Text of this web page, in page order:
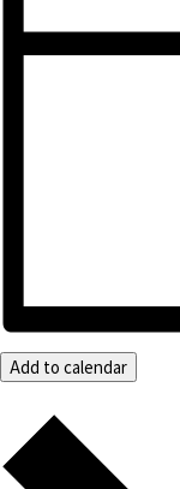
Add to calendar